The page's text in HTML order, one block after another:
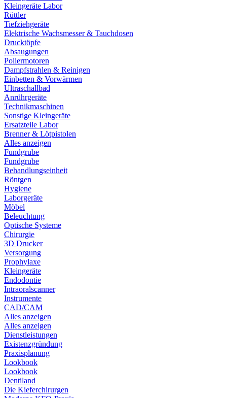
Kleingeräte Labor
Rüttler
Tiefziehgeräte
Elektrische Wachsmesser & Tauchdosen
Drucktöpfe
Absaugungen
Poliermotoren
Dampfstrahlen & Reinigen
Einbetten & Vorwärmen
Ultraschallbad
Anrührgeräte
Technikmaschinen
Sonstige Kleingeräte
Ersatzteile Labor
Brenner & Lötpistolen
Alles anzeigen
Fundgrube
Fundgrube
Behandlungseinheit
Röntgen
Hygiene
Laborgeräte
Möbel
Beleuchtung
Optische Systeme
Chirurgie
3D Drucker
Versorgung
Prophylaxe
Kleingeräte
Endodontie
Intraoralscanner
Instrumente
CAD/CAM
Alles anzeigen
Alles anzeigen
Dienstleistungen
Existenzgründung
Praxisplanung
Lookbook
Lookbook
Dentiland
Die Kieferchirurgen